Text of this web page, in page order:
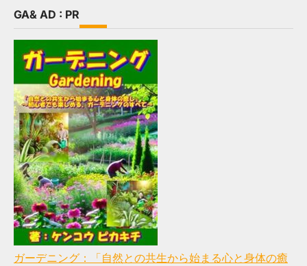
GA& AD : PR
ガーデニング：「自然との共生から始まる心と身体の癒